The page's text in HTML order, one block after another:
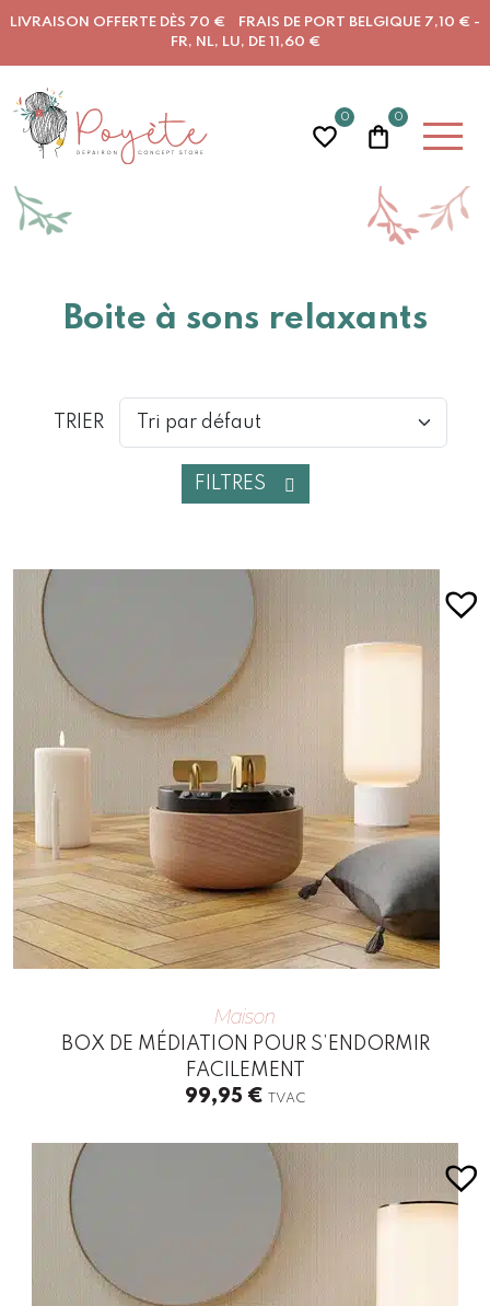
LIVRAISON OFFERTE DÈS 70 € FRAIS DE PORT BELGIQUE 7,10 € -
FR, NL, LU, DE 11,60 €
0 0
Boite à sons relaxants
TRIER
FILTRES
Maison
BOX DE MÉDIATION POUR S’ENDORMIR
FACILEMENT
99,95 € TVAC